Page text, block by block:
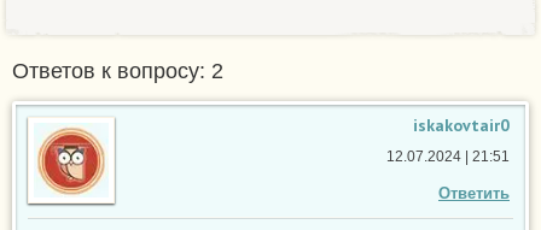
Ответов к вопросу: 2
iskakovtair0
Ответить
12.07.2024 | 21:51